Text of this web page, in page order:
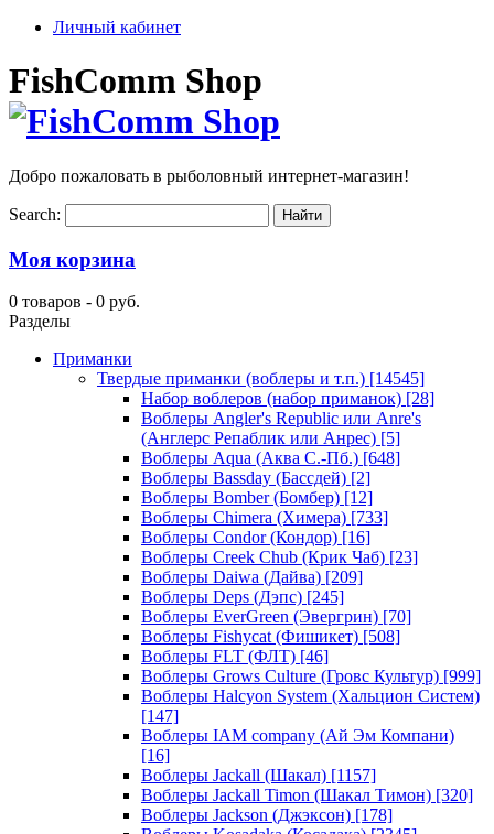
Личный кабинет
FishComm Shop
Добро пожаловать в рыболовный интернет-магазин!
Search:
Моя корзина
0 товаров - 0 руб.
Разделы
Приманки
Твердые приманки (воблеры и т.п.) [14545]
Набор воблеров (набор приманок) [28]
Воблеры Angler's Republic или Anre's
(Англерс Репаблик или Анрес) [5]
Воблеры Aqua (Аква С.-Пб.) [648]
Воблеры Bassday (Бассдей) [2]
Воблеры Bomber (Бомбер) [12]
Воблеры Chimera (Химера) [733]
Воблеры Condor (Кондор) [16]
Воблеры Creek Chub (Крик Чаб) [23]
Воблеры Daiwa (Дайва) [209]
Воблеры Deps (Дэпс) [245]
Воблеры EverGreen (Эвергрин) [70]
Воблеры Fishycat (Фишикет) [508]
Воблеры FLT (ФЛТ) [46]
Воблеры Grows Culture (Гровс Культур) [999]
Воблеры Halcyon System (Хальцион Систем)
[147]
Воблеры IAM company (Ай Эм Компани)
[16]
Воблеры Jackall (Шакал) [1157]
Воблеры Jackall Timon (Шакал Тимон) [320]
Воблеры Jackson (Джэксон) [178]